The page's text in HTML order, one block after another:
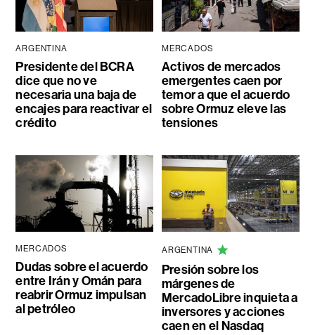
ARGENTINA
Presidente del BCRA
dice que no ve
necesaria una baja de
encajes para reactivar el
crédito
MERCADOS
Activos de mercados
emergentes caen por
temor a que el acuerdo
sobre Ormuz eleve las
tensiones
MERCADOS
Dudas sobre el acuerdo
entre Irán y Omán para
reabrir Ormuz impulsan
al petróleo
ARGENTINA
Presión sobre los
márgenes de
MercadoLibre inquieta a
inversores y acciones
caen en el Nasdaq